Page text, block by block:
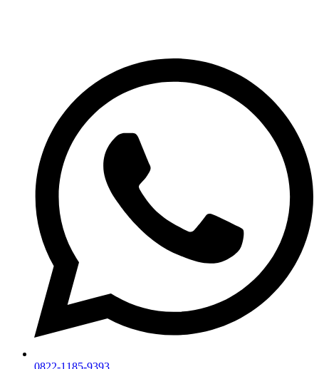
0822-1185-9393